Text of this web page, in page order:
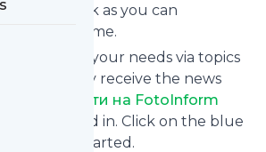
Facebook
without risk as you can
at any time.
the feed to your needs via topics
that you only receive the news
новости на FotoInform
interested in. Click on the blue
to get started.